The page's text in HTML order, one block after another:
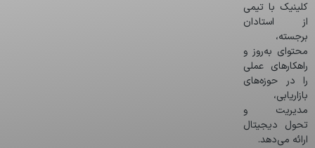
کلینیک با تیمی
از استادان
برجسته،
محتوای به‌روز و
راهکارهای عملی
را در حوزه‌های
بازاریابی،
مدیریت و
تحول دیجیتال
ارائه می‌دهد.